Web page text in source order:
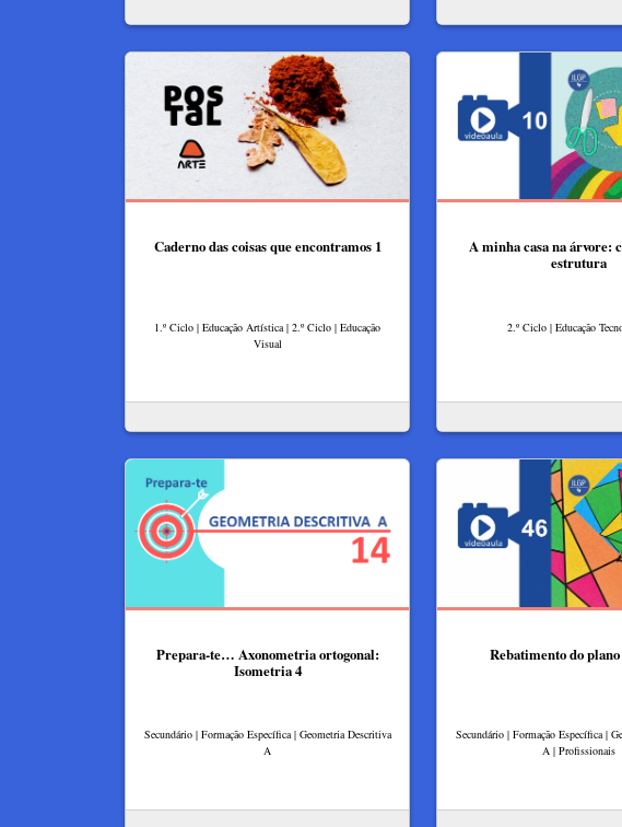
Caderno das coisas que encontramos 1
1.º Ciclo | Educação Artística | 2.º Ciclo | Educação
Visual
A minha casa na árvore:
estrutura
2.º Ciclo | Educação
Prepara-te… Axonometria ortogonal:
Isometria 4
Secundário | Formação Específica | Geometria Descritiva
A
Rebatimento do
Secundário | Formação Específica |
A | Profissionais